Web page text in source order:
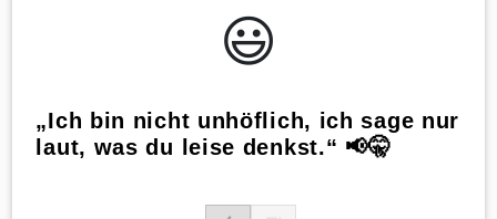
😃️
„Ich bin nicht unhöflich, ich sage nur
laut, was du leise denkst.“ 📢🤫